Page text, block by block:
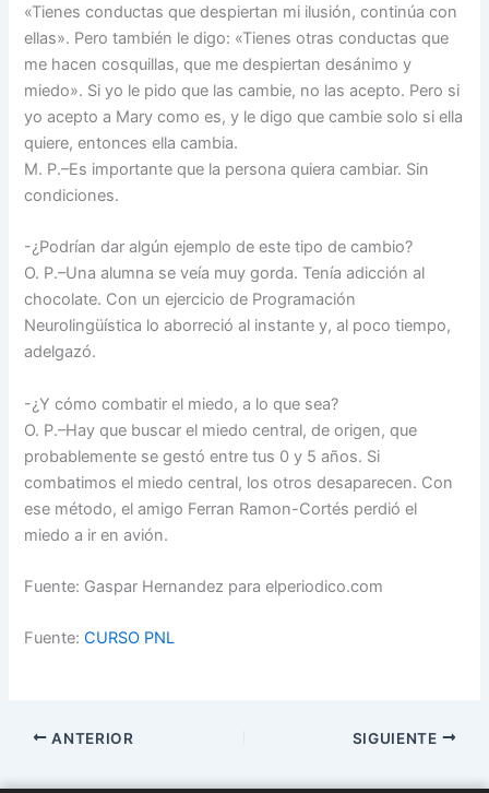
«Tienes conductas que despiertan mi ilusión, continúa con
ellas». Pero también le digo: «Tienes otras conductas que
me hacen cosquillas, que me despiertan desánimo y
miedo». Si yo le pido que las cambie, no las acepto. Pero si
yo acepto a Mary como es, y le digo que cambie solo si ella
quiere, entonces ella cambia.
M. P.–Es importante que la persona quiera cambiar. Sin
condiciones.
-¿Podrían dar algún ejemplo de este tipo de cambio?
O. P.–Una alumna se veía muy gorda. Tenía adicción al
chocolate. Con un ejercicio de Programación
Neurolingüística lo aborreció al instante y, al poco tiempo,
adelgazó.
-¿Y cómo combatir el miedo, a lo que sea?
O. P.–Hay que buscar el miedo central, de origen, que
probablemente se gestó entre tus 0 y 5 años. Si
combatimos el miedo central, los otros desaparecen. Con
ese método, el amigo Ferran Ramon-Cortés perdió el
miedo a ir en avión.
Fuente: Gaspar Hernandez para elperiodico.com
Fuente:CURSO PNL
ANTERIOR SIGUIENTE